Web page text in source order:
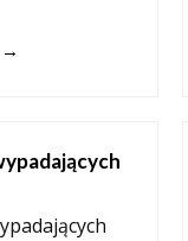
→